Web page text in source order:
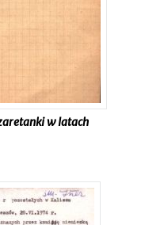
w latach